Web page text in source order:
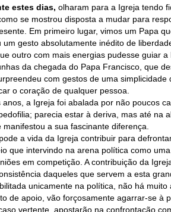
estes dias, olharam para a Igreja tendo
se mostrou disposta a mudar para
Em primeiro lugar, vimos um Papa
um gesto absolutamente inédito de
outro com mais energias pudesse guiar a
da chegada do Papa Francisco, que
com gestos de uma simplicidade
o coração de qualquer pessoa.
anos, a Igreja foi abalada por não poucos
parecia estar à deriva, mas até na
manifestou a sua fascinante diferença.
a vida da Igreja contribuir para
que intervindo na arena política como
em competição. A contribuição da
daqueles que servem a esta
unicamente na política, não há muito
de apoio, vão forçosamente agarrar-se à
vertente, apostarão na confrontação